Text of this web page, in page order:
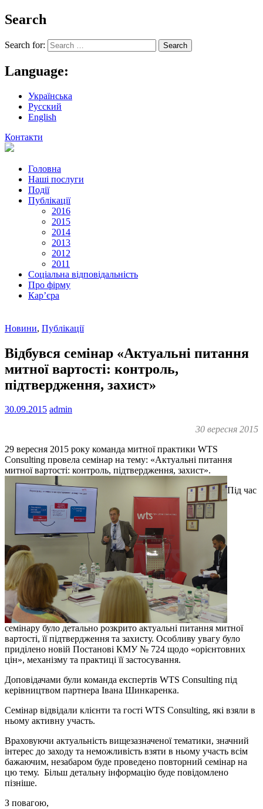
Search
Search for:
Language:
Українська
Русский
English
Контакти
Головна
Наші послуги
Події
Публікації
2016
2015
2014
2013
2012
2011
Соціальна відповідальність
Про фiрму
Кар’єра
Новини, Публікації
Відбувся семінар «Актуальні питання
митної вартості: контроль,
підтвердження, захист»
30.09.2015 admin
30 вересня 2015
29 вересня 2015 року команда митної практики WTS
Consulting провела семінар на тему: «Актуальні питання
митної вартості: контроль, підтвердження, захист».
Під час
семінару було детально розкрито актуальні питання митної
вартості, її підтвердження та захисту. Особливу увагу було
приділено новій Постанові КМУ № 724 щодо «орієнтовних
цін», механізму та практиці її застосування.
Доповідачами були команда експертів WTS Consulting під
керівництвом партнера Івана Шинкаренка.
Семінар відвідали клієнти та гості WTS Consulting, які взяли в
ньому активну участь.
Враховуючи актуальність вищезазначеної тематики, значний
інтерес до заходу та неможливість взяти в ньому участь всім
бажаючим, незабаром буде проведено повторний семінар на
цю тему. Більш детальну інформацію буде повідомлено
пізніше.
З повагою,